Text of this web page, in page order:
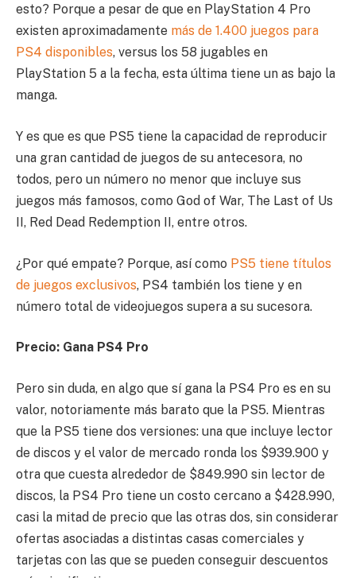
esto? Porque a pesar de que en PlayStation 4 Pro
existen aproximadamente más de 1.400 juegos para
PS4 disponibles, versus los 58 jugables en
PlayStation 5 a la fecha, esta última tiene un as bajo la
manga.
Y es que es que PS5 tiene la capacidad de reproducir
una gran cantidad de juegos de su antecesora, no
todos, pero un número no menor que incluye sus
juegos más famosos, como God of War, The Last of Us
II, Red Dead Redemption II, entre otros.
¿Por qué empate? Porque, así como PS5 tiene títulos
de juegos exclusivos, PS4 también los tiene y en
número total de videojuegos supera a su sucesora.
Precio: Gana PS4 Pro
Pero sin duda, en algo que sí gana la PS4 Pro es en su
valor, notoriamente más barato que la PS5. Mientras
que la PS5 tiene dos versiones: una que incluye lector
de discos y el valor de mercado ronda los $939.900 y
otra que cuesta alrededor de $849.990 sin lector de
discos, la PS4 Pro tiene un costo cercano a $428.990,
casi la mitad de precio que las otras dos, sin considerar
ofertas asociadas a distintas casas comerciales y
tarjetas con las que se pueden conseguir descuentos